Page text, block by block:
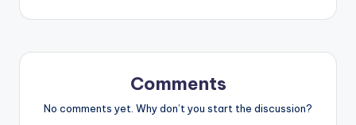
Comments
No comments yet. Why don’t you start the discussion?